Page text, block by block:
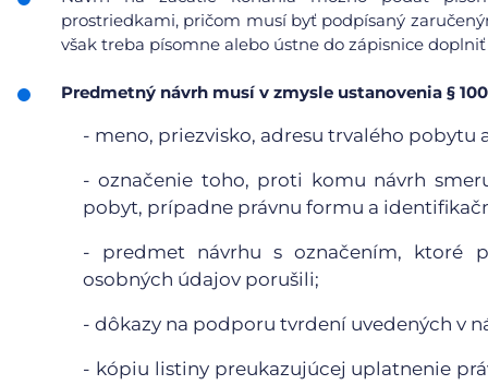
prostriedkami, pričom musí byť podpísaný
však treba písomne alebo ústne do zápisnice
Predmetný návrh musí v zmysle ustanovenia §
- meno, priezvisko, adresu trvalého pobytu
- označenie toho, proti komu návrh
pobyt, prípadne právnu formu a
- predmet návrhu s označením, ktoré
osobných údajov porušili;
- dôkazy na podporu tvrdení uvedených v
- kópiu listiny preukazujúcej uplatnenie